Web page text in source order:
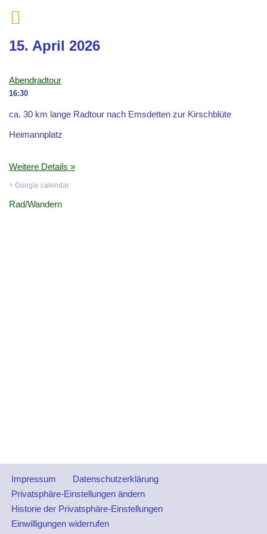
Inhalt
15. April 2026
Abendradtour
16:30
ca. 30 km lange Radtour nach Emsdetten zur Kirschblüte
Heimannplatz
Weitere Details »
+ Google calendar
Rad/Wandern
Impressum
Datenschutzerklärung
Privatsphäre-Einstellungen ändern
Historie der Privatsphäre-Einstellungen
Einwilligungen widerrufen